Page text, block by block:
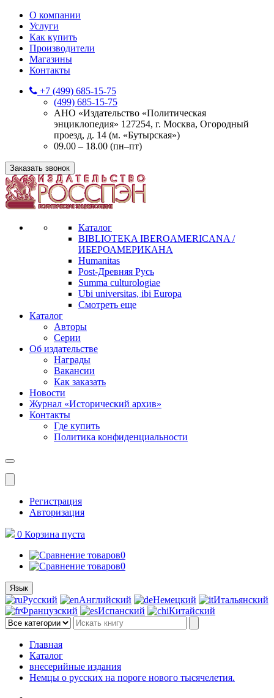
О компании
Услуги
Как купить
Производители
Магазины
Контакты
+7 (499) 685-15-75
(499) 685-15-75
АНО «Издательство «Политическая
энциклопедия» 127254, г. Москва, Огородный
проезд, д. 14 (м. «Бутырская»)
09.00 – 18.00 (пн–пт)
Заказать звонок
Каталог
BIBLIOTEKA IBEROAMERICANA /
ИБЕРОАМЕРИКАНА
Humanitas
Post-Древняя Русь
Summa culturologiae
Ubi universitas, ibi Europa
Смотреть еще
Каталог
Авторы
Серии
Об издательстве
Награды
Вакансии
Как заказать
Новости
Журнал «Исторический архив»‎
Контакты
Где купить
Политика конфиденциальности
Меню
Регистрация
Авторизация
0 Корзина пуста
0
0
Язык
Русский Английский Немецкий
Итальянский
Французский
Испанский Китайский
Главная
Каталог
внесерийные издания
Немцы о русских на пороге нового тысячелетия.